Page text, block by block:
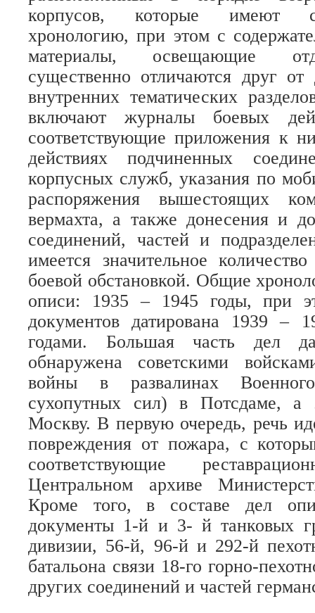
корпусов, которые имеют
хронологию, при этом с
материалы, освещающие
существенно отличаются друг
внутренних тематических
включают журналы боевых
соответствующие приложения к
действиях подчиненных
корпусных служб, указания по
распоряжения вышестоящих
вермахта, а также донесения и
соединений, частей и
имеется значительное
боевой обстановкой. Общие
описи: 1935 – 1945 годы, при
документов датирована 1939 –
годами. Большая часть дел
обнаружена советскими
войны в развалинах
сухопутных сил) в Потсдаме, а
Москву. В первую очередь, речь
повреждения от пожара, с
соответствующие
Центральном архиве
Кроме того, в составе дел
документы 1-й и 3- й танковых
дивизии, 56-й, 96-й и 292-й
батальона связи 18-го горно-
других соединений и частей